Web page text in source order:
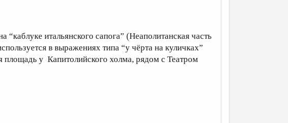
“каблуке итальянского сапога” (Неаполитанская часть
в выражениях типа “у чёрта на куличках”
у Капитолийского холма, рядом с Театром